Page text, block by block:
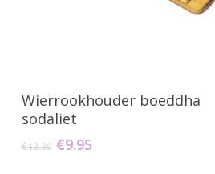
Toevoegen Aan Winkelwagen
Wierrookhouder boeddha
sodaliet
€12.20 Oorspronkelijke
€9.95Huidige